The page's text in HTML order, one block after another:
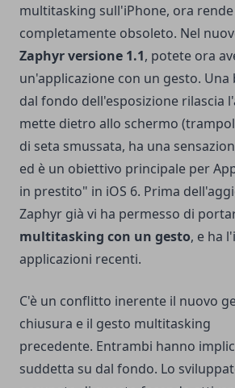
multitasking sull'iPhone, ora
completamente obsoleto. Nel
Zaphyr versione 1.1, potete ora
un'applicazione con un gesto. Una
dal fondo dell'esposizione rilascia
mette dietro allo schermo
di seta smussata, ha una
ed è un obiettivo principale per
in prestito" in iOS 6. Prima
Zaphyr già vi ha permesso di
multitasking con un gesto, e ha
applicazioni recenti.
C'è un conflitto inerente il nuovo
chiusura e il gesto multitasking
precedente. Entrambi hanno
suddetta su dal fondo. Lo